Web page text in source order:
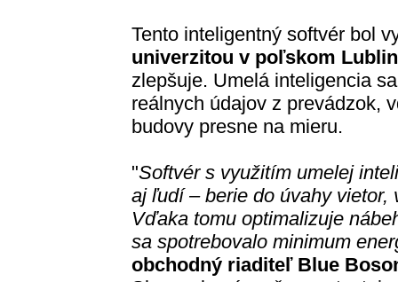
Tento inteligentný softvér bol
univerzitou v poľskom
zlepšuje. Umelá inteligencia
reálnych údajov z prevádzok,
budovy presne na mieru.
"Softvér s využitím umelej
aj ľudí – berie do úvahy
Vďaka tomu optimalizuje
sa spotrebovalo minimum
obchodný riaditeľ Blue